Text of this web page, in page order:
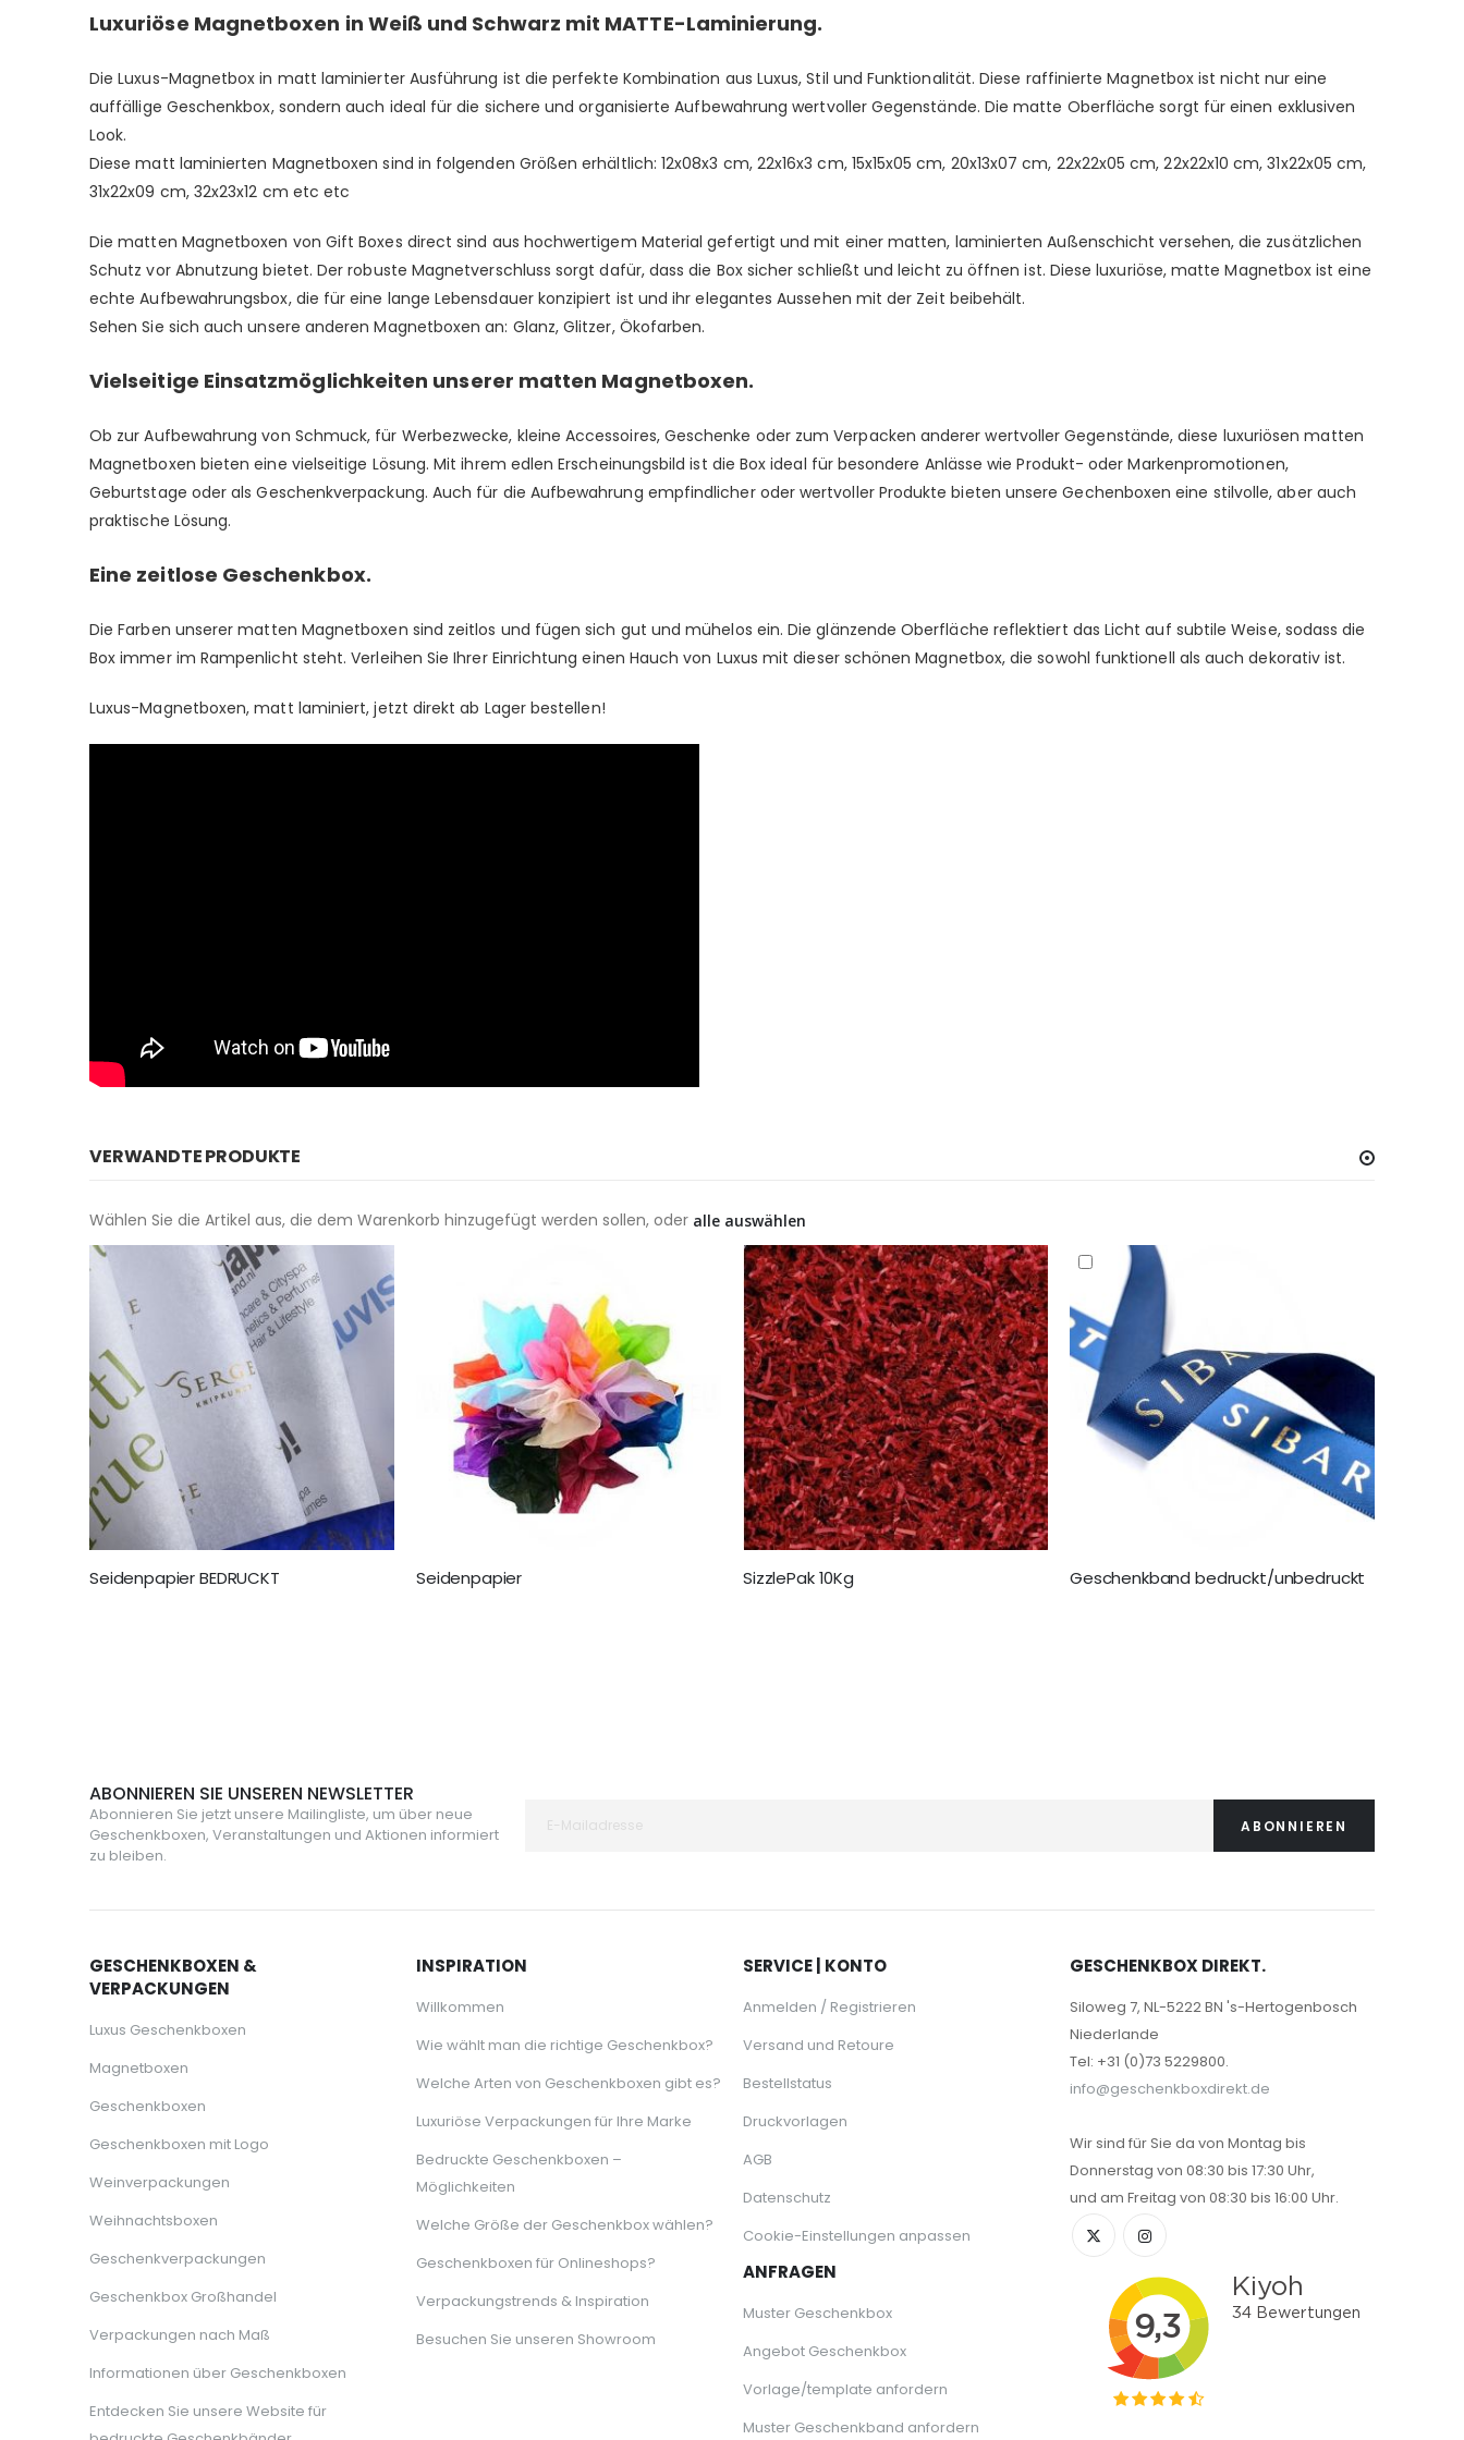
Luxuriöse Magnetboxen in Weiß und Schwarz mit MATTE-Laminierung.
Die Luxus-Magnetbox in matt laminierter Ausführung ist die perfekte Kombination aus Luxus, Stil und Funktionalität. Diese raffinierte Magnetbox ist nicht nur eine
auffällige Geschenkbox, sondern auch ideal für die sichere und organisierte Aufbewahrung wertvoller Gegenstände. Die matte Oberfläche sorgt für einen exklusiven
Look.
Diese matt laminierten Magnetboxen sind in folgenden Größen erhältlich: 12x08x3 cm, 22x16x3 cm, 15x15x05 cm, 20x13x07 cm, 22x22x05 cm, 22x22x10 cm, 31x22x05 cm,
31x22x09 cm, 32x23x12 cm etc etc
Die matten Magnetboxen von Gift Boxes direct sind aus hochwertigem Material gefertigt und mit einer matten, laminierten Außenschicht versehen, die zusätzlichen
Schutz vor Abnutzung bietet. Der robuste Magnetverschluss sorgt dafür, dass die Box sicher schließt und leicht zu öffnen ist. Diese luxuriöse, matte Magnetbox ist eine
echte Aufbewahrungsbox, die für eine lange Lebensdauer konzipiert ist und ihr elegantes Aussehen mit der Zeit beibehält.
Sehen Sie sich auch unsere anderen Magnetboxen an: Glanz,Glitzer, Ökofarben.
Vielseitige Einsatzmöglichkeiten unserer matten Magnetboxen.
Ob zur Aufbewahrung von Schmuck, für Werbezwecke, kleine Accessoires, Geschenke oder zum Verpacken anderer wertvoller Gegenstände, diese luxuriösen matten
Magnetboxen bieten eine vielseitige Lösung. Mit ihrem edlen Erscheinungsbild ist die Box ideal für besondere Anlässe wie Produkt- oder Markenpromotionen,
Geburtstage oder als Geschenkverpackung. Auch für die Aufbewahrung empfindlicher oder wertvoller Produkte bieten unsere Gechenboxen eine stilvolle, aber auch
praktische Lösung.
Eine zeitlose Geschenkbox.
Die Farben unserer matten Magnetboxen sind zeitlos und fügen sich gut und mühelos ein. Die glänzende Oberfläche reflektiert das Licht auf subtile Weise, sodass die
Box immer im Rampenlicht steht. Verleihen Sie Ihrer Einrichtung einen Hauch von Luxus mit dieser schönen Magnetbox, die sowohl funktionell als auch dekorativ ist.
Luxus-Magnetboxen, matt laminiert, jetzt direkt ab Lager bestellen!
VERWANDTE PRODUKTE
Wählen Sie die Artikel aus, die dem Warenkorb hinzugefügt werden sollen, oder alle auswählen
Seidenpapier BEDRUCKT Seidenpapier SizzlePak 10Kg Geschenkband bedruckt/unbedruckt
ABONNIEREN SIE UNSEREN NEWSLETTER
Abonnieren Sie jetzt unsere Mailingliste, um über neue
Geschenkboxen, Veranstaltungen und Aktionen informiert
zu bleiben.
ABONNIEREN
GESCHENKBOXEN &
VERPACKUNGEN
Luxus Geschenkboxen
Magnetboxen
Geschenkboxen
Geschenkboxen mit Logo
Weinverpackungen
Weihnachtsboxen
Geschenkverpackungen
Geschenkbox Großhandel
Verpackungen nach Maß
Informationen über Geschenkboxen
Entdecken Sie unsere Website für
INSPIRATION
Willkommen
Wie wählt man die richtige Geschenkbox?
Welche Arten von Geschenkboxen gibt es?
Luxuriöse Verpackungen für Ihre Marke
Bedruckte Geschenkboxen –
Möglichkeiten
Welche Größe der Geschenkbox wählen?
Geschenkboxen für Onlineshops?
Verpackungstrends & Inspiration
Besuchen Sie unseren Showroom
SERVICE | KONTO
Anmelden / Registrieren
Versand und Retoure
Bestellstatus
Druckvorlagen
AGB
Datenschutz
Cookie-Einstellungen anpassen
ANFRAGEN
Muster Geschenkbox
Angebot Geschenkbox
Vorlage/template anfordern
Muster Geschenkband anfordern
GESCHENKBOX DIREKT.
Siloweg 7, NL-5222 BN 's-Hertogenbosch
Niederlande
Tel: +31 (0)73 5229800.
info@geschenkboxdirekt.de
Wir sind für Sie da von Montag bis
Donnerstag von 08:30 bis 17:30 Uhr,
und am Freitag von 08:30 bis 16:00 Uhr.